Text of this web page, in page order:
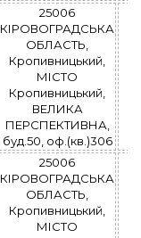
25006
КІРОВОГРАДСЬКА
ОБЛАСТЬ,
Кропивницький,
МІСТО
Кропивницький,
ВЕЛИКА
ПЕРСПЕКТИВНА,
буд.50, оф.(кв.)306
25006
КІРОВОГРАДСЬКА
ОБЛАСТЬ,
Кропивницький,
МІСТО